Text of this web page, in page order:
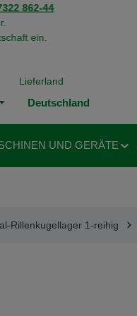
862-44
ein.
Lieferland
UND GERÄTE
Rillenkugellager 1-reihig